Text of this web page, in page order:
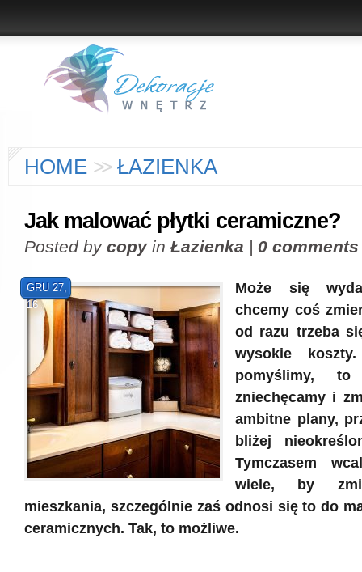
HOME >> ŁAZIENKA
Jak malować płytki ceramiczne?
Posted by copyin Łazienka | 0 comments
GRU 27,
16
Może się
chcemy coś
od razu trzeba
wysokie
pomyślimy,
zniechęcamy i
ambitne plany,
bliżej
Tymczasem
wiele, by
mieszkania, szczególnie zaś odnosi się to do
ceramicznych. Tak, to możliwe.